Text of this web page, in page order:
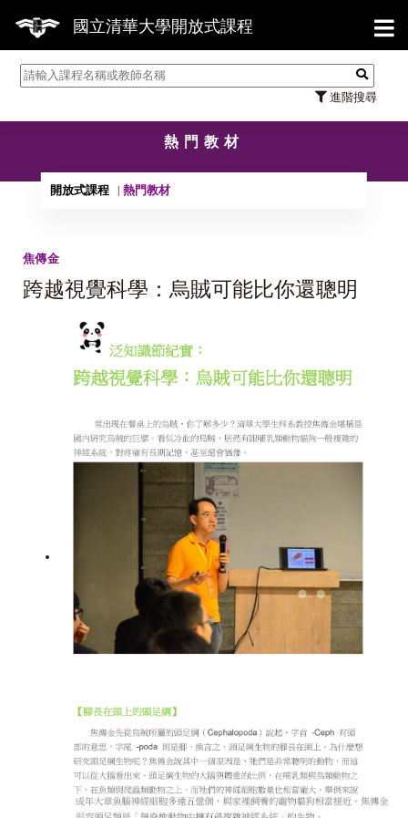
國立清華大學開放式課程
進階搜尋
【
熱門教材
開放式課程 熱門教材
焦傳金
跨越視覺科學：烏賊可能比你還聰明